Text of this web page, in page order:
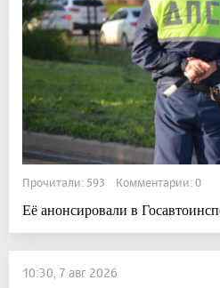
Прочитали: 593 Комментарии: 0
Её анонсировали в
10:30, 7 авг 2026